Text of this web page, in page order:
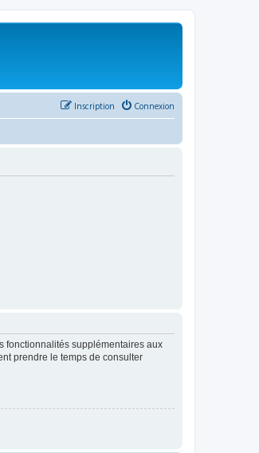
Connexion
Inscription
fonctionnalités supplémentaires aux
prendre le temps de consulter